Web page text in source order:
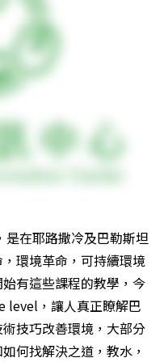
在耶路撒冷及巴勒斯坦
環境革命，可持續環境
有這些課程的教學，今
level，讓人真正瞭解巴
技巧改善環境，大部分
何找解決之道，教水，